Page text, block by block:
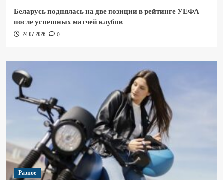
Беларусь поднялась на две позиции в рейтинге УЕФА
после успешных матчей клубов
24.07.2026 0
Разное